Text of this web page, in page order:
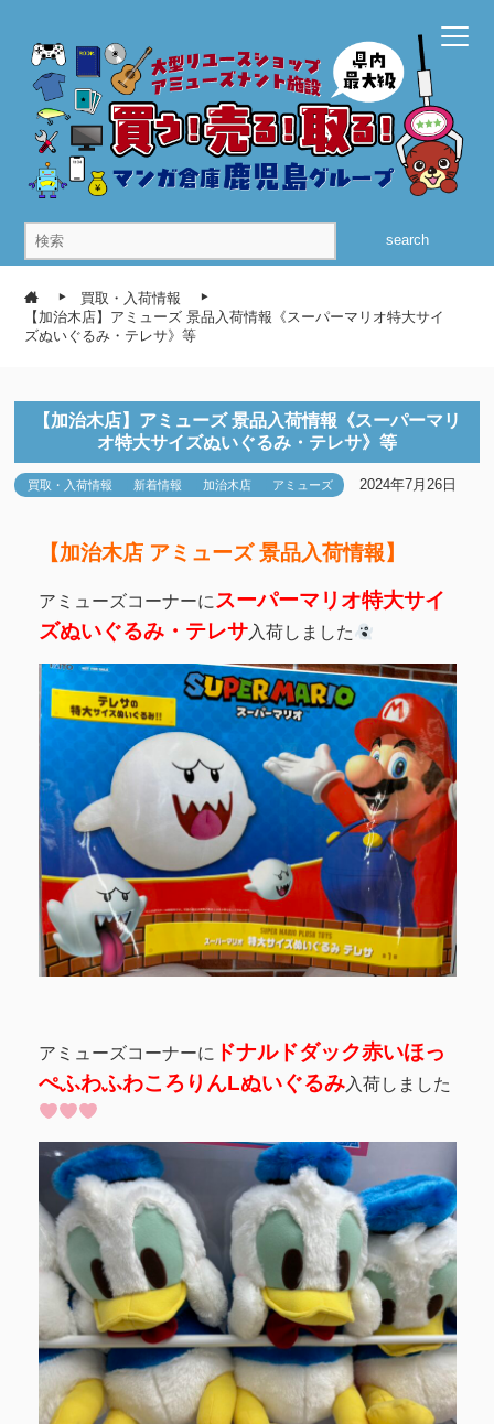
search
買取・入荷情報
【加治木店】アミューズ 景品入荷情報《スーパーマリオ特大サイ
ズぬいぐるみ・テレサ》等
【加治木店】アミューズ 景品入荷情報《スーパーマリ
オ特大サイズぬいぐるみ・テレサ》等
買取・入荷情報 新着情報 加治木店 アミューズ 2024年7月26日
【加治木店 アミューズ 景品入荷情報】
アミューズコーナーに スーパーマリオ特大サイ
ズぬいぐるみ・テレサ入荷しました
アミューズコーナーに
ドナルドダック赤いほっ
ぺふわふわころりんLぬいぐるみ入荷しました